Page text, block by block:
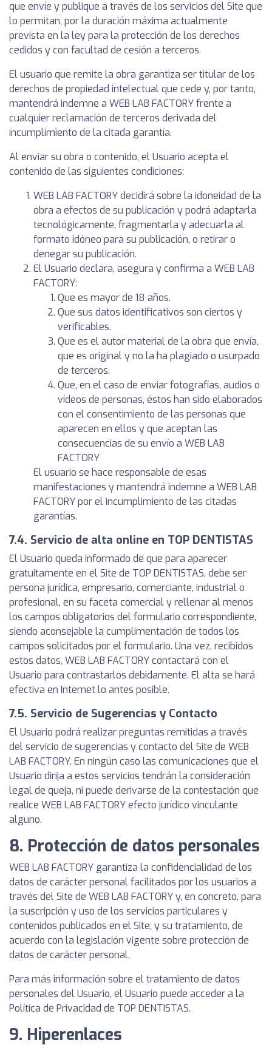
que envíe y publique a través de los servicios del Site que
lo permitan, por la duración máxima actualmente
prevista en la ley para la protección de los derechos
cedidos y con facultad de cesión a terceros.
El usuario que remite la obra garantiza ser titular de los
derechos de propiedad intelectual que cede y, por tanto,
mantendrá indemne a WEB LAB FACTORY frente a
cualquier reclamación de terceros derivada del
incumplimiento de la citada garantía.
Al enviar su obra o contenido, el Usuario acepta el
contenido de las siguientes condiciones:
WEB LAB FACTORY decidirá sobre la idoneidad de la
obra a efectos de su publicación y podrá adaptarla
tecnológicamente, fragmentarla y adecuarla al
formato idóneo para su publicación, o retirar o
denegar su publicación.
El Usuario declara, asegura y confirma a WEB LAB
FACTORY:
Que es mayor de 18 años.
Que sus datos identificativos son ciertos y
verificables.
Que es el autor material de la obra que envía,
que es original y no la ha plagiado o usurpado
de terceros.
Que, en el caso de enviar fotografías, audios o
vídeos de personas, éstos han sido elaborados
con el consentimiento de las personas que
aparecen en ellos y que aceptan las
consecuencias de su envío a WEB LAB
FACTORY
El usuario se hace responsable de esas
manifestaciones y mantendrá indemne a WEB LAB
FACTORY por el incumplimiento de las citadas
garantías.
7.4. Servicio de alta online en TOP DENTISTAS
El Usuario queda informado de que para aparecer
gratuitamente en el Site de TOP DENTISTAS, debe ser
persona jurídica, empresario, comerciante, industrial o
profesional, en su faceta comercial y rellenar al menos
los campos obligatorios del formulario correspondiente,
siendo aconsejable la cumplimentación de todos los
campos solicitados por el formulario. Una vez, recibidos
estos datos, WEB LAB FACTORY contactará con el
Usuario para contrastarlos debidamente. El alta se hará
efectiva en Internet lo antes posible.
7.5. Servicio de Sugerencias y Contacto
El Usuario podrá realizar preguntas remitidas a través
del servicio de sugerencias y contacto del Site de WEB
LAB FACTORY. En ningún caso las comunicaciones que el
Usuario dirija a estos servicios tendrán la consideración
legal de queja, ni puede derivarse de la contestación que
realice WEB LAB FACTORY efecto jurídico vinculante
alguno.
8. Protección de datos personales
WEB LAB FACTORY garantiza la confidencialidad de los
datos de carácter personal facilitados por los usuarios a
través del Site de WEB LAB FACTORY y, en concreto, para
la suscripción y uso de los servicios particulares y
contenidos publicados en el Site, y su tratamiento, de
acuerdo con la legislación vigente sobre protección de
datos de carácter personal.
Para más información sobre el tratamiento de datos
personales del Usuario, el Usuario puede acceder a la
Política de Privacidad de TOP DENTISTAS.
9. Hiperenlaces